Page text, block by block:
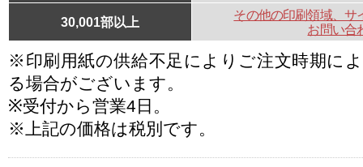
30,001部以上
その他の印刷領域、サ
お問い合
※印刷用紙の供給不足によりご注文時期に
る場合がございます。
※受付から営業4日。
※上記の価格は税別です。